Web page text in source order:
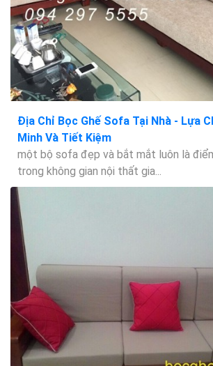
Địa Chỉ Bọc Ghế Sofa Tại Nhà - Lựa
Minh Và Tiết Kiệm
một bộ sofa đẹp và bắt mắt luôn là
trong không gian nội thất gia...